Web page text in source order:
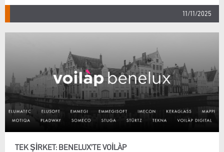
11/11/2025
TEK ŞIRKET: BENELUX’TE VOILÀP